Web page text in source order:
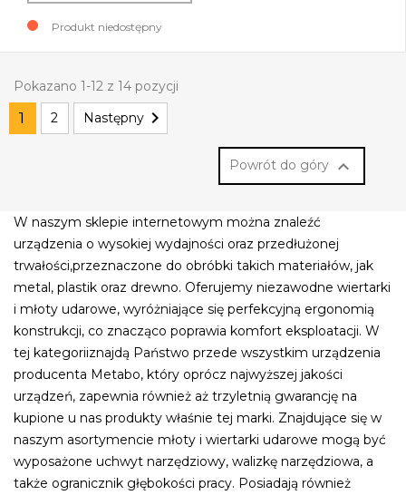
Produkt niedostępny
Pokazano 1-12 z 14 pozycji
1 2 Następny 
Powrót do góry 
W naszym sklepie internetowym można znaleźć
urządzenia o wysokiej wydajności oraz przedłużonej
trwałości,przeznaczone do obróbki takich materiałów, jak
metal, plastik oraz drewno. Oferujemy niezawodne wiertarki
i młoty udarowe, wyróżniające się perfekcyjną ergonomią
konstrukcji, co znacząco poprawia komfort eksploatacji. W
tej kategoriiznajdą Państwo przede wszystkim urządzenia
producenta Metabo, który oprócz najwyższej jakości
urządzeń, zapewnia również aż trzyletnią gwarancję na
kupione u nas produkty właśnie tej marki. Znajdujące się w
naszym asortymencie młoty i wiertarki udarowe mogą być
wyposażone uchwyt narzędziowy, walizkę narzędziowa, a
także ogranicznik głębokości pracy. Posiadają również